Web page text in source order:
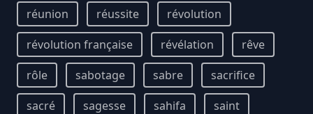
réunion
réussite
révolution
révolution française
révélation
rêve
rôle
sabotage sabre
sacrifice
sacré
sagesse sahifa
saint